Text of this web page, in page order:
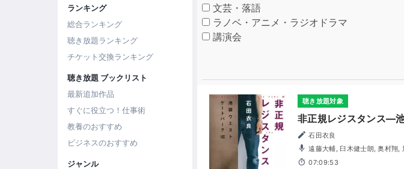
ランキング
総合ランキング
聴き放題ランキング
チケット交換ランキング
聴き放題 ブックリスト
最新追加作品
すぐに役立つ！仕事術
教養のおすすめ
ビジネスのおすすめ
ジャンル
文芸・落語
ラノベ・アニメ・ラジオドラマ
講演会
聴き放題対象
非正規レジスタンス―
石田衣良
遠藤大輔, 臼木健士朗, 奥村翔, 加藤優里, 菊本平, 塩谷綾子, 中惠光城, 広瀬淳, 松浦チエ, 松本忍, 三輪隆博,
茂木たかまさ, 森山和輝, 吉田聖子
07:09:53